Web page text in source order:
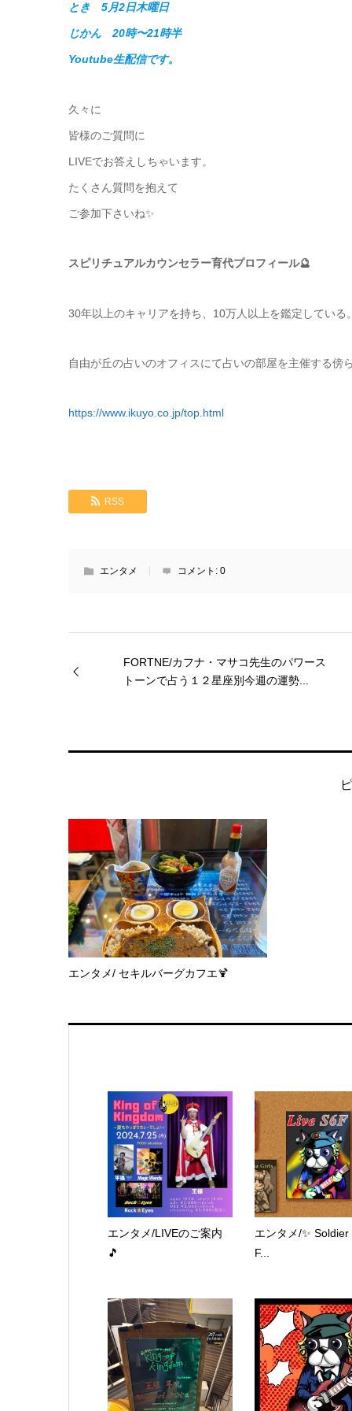
とき 5月2日木曜日
じかん 20時〜21時半
Youtube生配信です。
久々に
皆様のご質問に
LIVEでお答えしちゃいます。
たくさん質問を抱えて
ご参加下さいね✨
スピリチュアルカウンセラー育代プロフィール🔮
30年以上のキャリアを持ち、10万人以上を鑑定している
自由が丘の占いのオフィスにて占いの部屋を主催す
https://www.ikuyo.co.jp/top.html
RSS
エンタメ コメント: 0
FORTNE/カフナ・マサコ先生のパワース
トーンで占う１２星座別今週の運勢...
エンタメ/ セキルバーグカフエ🍹
エンタメ/LIVEのご案内
🎵
エンタメ/✨ Soldier
F...